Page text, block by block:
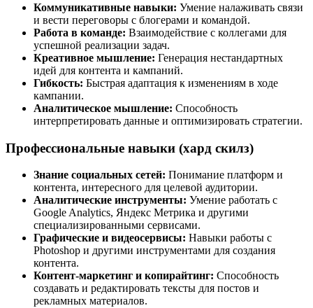
Коммуникативные навыки: Умение налаживать связи
и вести переговоры с блогерами и командой.
Работа в команде: Взаимодействие с коллегами для
успешной реализации задач.
Креативное мышление: Генерация нестандартных
идей для контента и кампаний.
Гибкость: Быстрая адаптация к изменениям в ходе
кампании.
Аналитическое мышление: Способность
интерпретировать данные и оптимизировать стратегии.
Профессиональные навыки (хард скилз)
Знание социальных сетей: Понимание платформ и
контента, интересного для целевой аудитории.
Аналитические инструменты: Умение работать с
Google Analytics, Яндекс Метрика и другими
специализированными сервисами.
Графические и видеосервисы: Навыки работы с
Photoshop и другими инструментами для создания
контента.
Контент-маркетинг и копирайтинг: Способность
создавать и редактировать тексты для постов и
рекламных материалов.